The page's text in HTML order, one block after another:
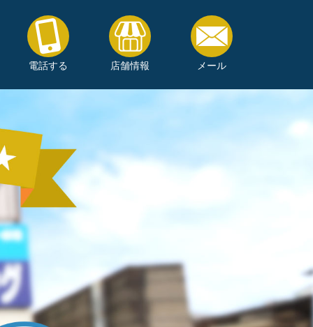
電話する 店舗情報 メール